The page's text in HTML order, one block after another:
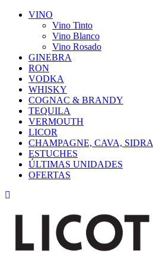
VINO
Vino Tinto
Vino Blanco
Vino Rosado
GINEBRA
RON
VODKA
WHISKY
COGNAC & BRANDY
TEQUILA
VERMOUTH
LICOR
CHAMPAGNE, CAVA, SIDRA
ESTUCHES
ÚLTIMAS UNIDADES
OFERTAS